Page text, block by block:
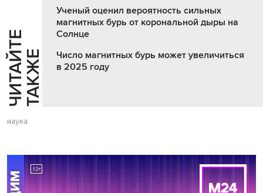
Ч
И
Т
АЙ
Т
Е
Т
А
К
ЖЕ
Ученый оценил вероятность сильных
магнитных бурь от корональной дыры на
Солнце
Число магнитных бурь может увеличиться
в 2025 году
наука